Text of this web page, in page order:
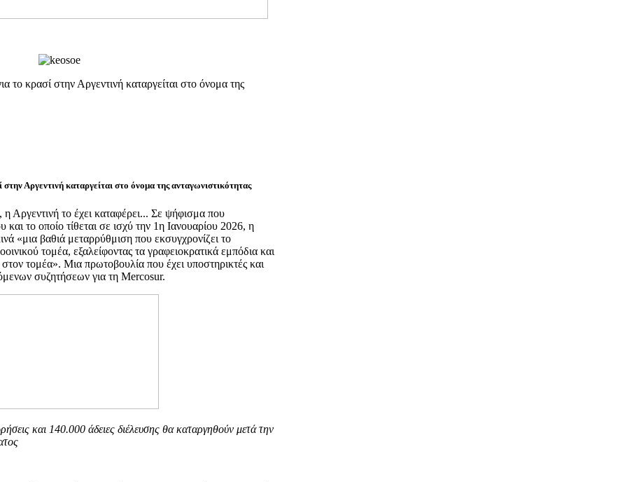
το κρασί στην Αργεντινή καταργείται στο όνομα της
Αργεντινή καταργείται στο όνομα της ανταγωνιστικότητας
η Αργεντινή το έχει καταφέρει... Σε ψήφισμα που
το οποίο τίθεται σε ισχύ την 1η Ιανουαρίου 2026, η
«μια βαθιά μεταρρύθμιση που εκσυγχρονίζει το
τομέα, εξαλείφοντας τα γραφειοκρατικά εμπόδια και
τομέα». Μια πρωτοβουλία που έχει υποστηρικτές και
συζητήσεων για τη Mercosur.
και 140.000 άδειες διέλευσης θα καταργηθούν μετά την